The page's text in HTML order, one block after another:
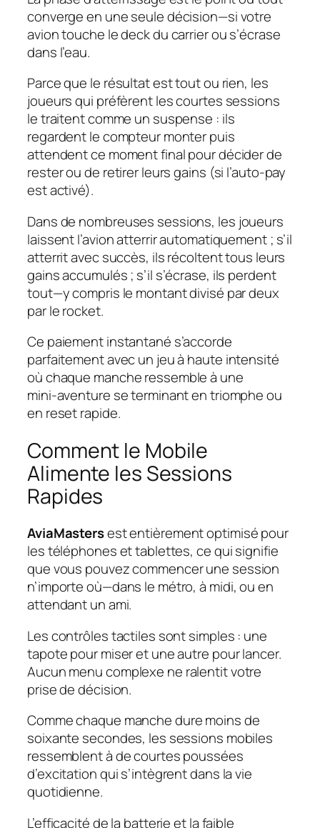
converge en une seule décision—si votre
avion touche le deck du carrier ou s’écrase
dans l’eau.
Parce que le résultat est tout ou rien, les
joueurs qui préfèrent les courtes sessions
le traitent comme un suspense : ils
regardent le compteur monter puis
attendent ce moment final pour décider de
rester ou de retirer leurs gains (si l’auto‑pay
est activé).
Dans de nombreuses sessions, les joueurs
laissent l’avion atterrir automatiquement ; s’il
atterrit avec succès, ils récoltent tous leurs
gains accumulés ; s’il s’écrase, ils perdent
tout—y compris le montant divisé par deux
par le rocket.
Ce paiement instantané s’accorde
parfaitement avec un jeu à haute intensité
où chaque manche ressemble à une
mini‑aventure se terminant en triomphe ou
en reset rapide.
Comment le Mobile
Alimente les Sessions
Rapides
AviaMastersest entièrement optimisé pour
les téléphones et tablettes, ce qui signifie
que vous pouvez commencer une session
n’importe où—dans le métro, à midi, ou en
attendant un ami.
Les contrôles tactiles sont simples : une
tapote pour miser et une autre pour lancer.
Aucun menu complexe ne ralentit votre
prise de décision.
Comme chaque manche dure moins de
soixante secondes, les sessions mobiles
ressemblent à de courtes poussées
d’excitation qui s’intègrent dans la vie
quotidienne.
L’efficacité de la batterie et la faible